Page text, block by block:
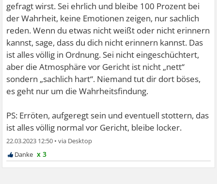
gefragt wirst. Sei ehrlich und bleibe 100 Prozent bei
der Wahrheit, keine Emotionen zeigen, nur sachlich
reden. Wenn du etwas nicht weißt oder nicht erinnern
kannst, sage, dass du dich nicht erinnern kannst. Das
ist alles völlig in Ordnung. Sei nicht eingeschüchtert,
aber die Atmosphäre vor Gericht ist nicht „nett“
sondern „sachlich hart“. Niemand tut dir dort böses,
es geht nur um die Wahrheitsfindung.
PS: Erröten, aufgeregt sein und eventuell stottern, das
ist alles völlig normal vor Gericht, bleibe locker.
22.03.2023 12:50 •
x 3